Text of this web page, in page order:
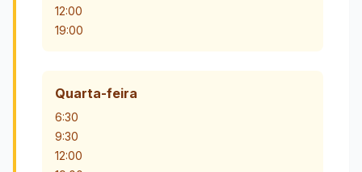
12:00
19:00
Quarta-feira
6:30
9:30
12:00